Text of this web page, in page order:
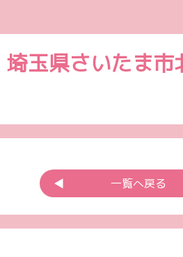
玉県さいたま
◀︎ 一覧へ戻る